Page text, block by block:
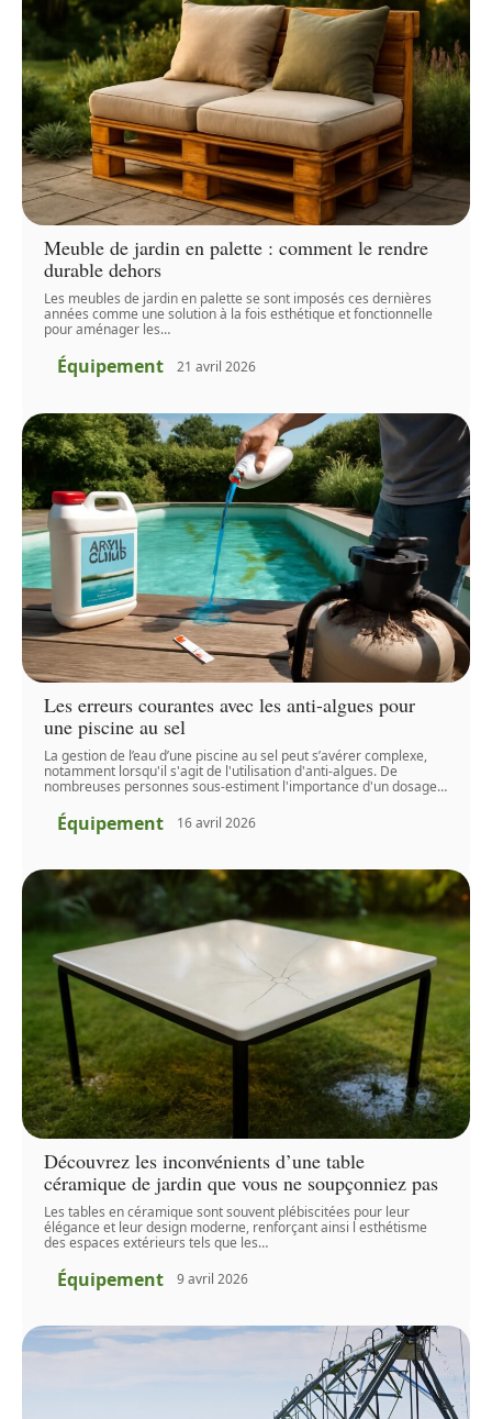
Meuble de jardin en palette : comment le rendre
durable dehors
Les meubles de jardin en palette se sont imposés ces dernières
années comme une solution à la fois esthétique et fonctionnelle
pour aménager les…
Équipement 21 avril 2026
Les erreurs courantes avec les anti-algues pour
une piscine au sel
La gestion de l’eau d’une piscine au sel peut s’avérer complexe,
notamment lorsqu'il s'agit de l'utilisation d'anti-algues. De
nombreuses personnes sous-estiment l'importance d'un dosage…
Équipement 16 avril 2026
Découvrez les inconvénients d’une table
céramique de jardin que vous ne soupçonniez pas
Les tables en céramique sont souvent plébiscitées pour leur
élégance et leur design moderne, renforçant ainsi l esthétisme
des espaces extérieurs tels que les…
Équipement 9 avril 2026